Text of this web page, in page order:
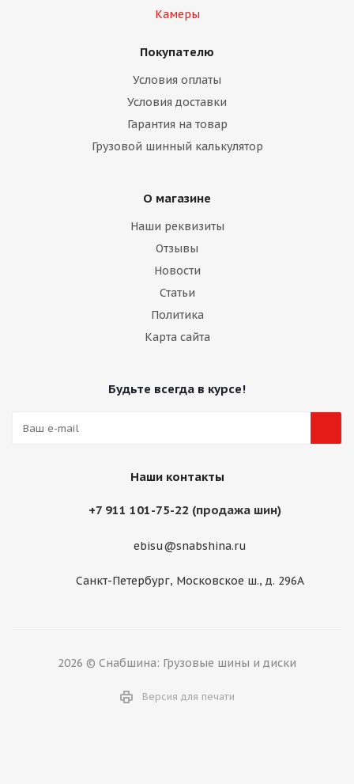
Камеры
Покупателю
Условия оплаты
Условия доставки
Гарантия на товар
Грузовой шинный калькулятор
О магазине
Наши реквизиты
Отзывы
Новости
Статьи
Политика
Карта сайта
Будьте всегда в курсе!
Наши контакты
+7 911 101-75-22 (продажа шин)
ebisu@snabshina.ru
Санкт-Петербург, Московское ш., д. 296А
2026 © Снабшина: Грузовые шины и диски
Версия для печати